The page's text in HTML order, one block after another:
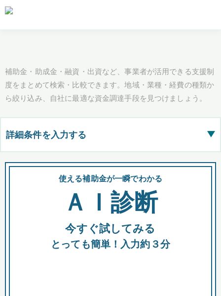
補助金・助成金・融資・出資など、事業者が活用できる支援制
度をまとめて検索・比較できます。地域・業種・経費の種類か
ら絞り込み、自社に最適な資金調達手段を見つけましょう。
詳細条件を入力する ▶
都道府県
全国の検索結果を含めて表示
助成金 融資 出資
使える補助金が一瞬でわかる
ＡＩ診断
今すぐ試してみる
とっても簡単！入力約３分